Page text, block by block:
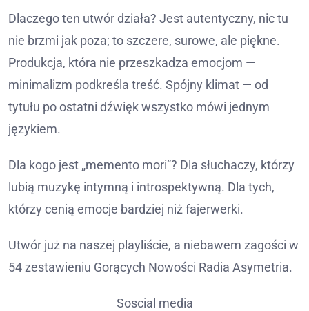
Dlaczego ten utwór działa? Jest autentyczny, nic tu
nie brzmi jak poza; to szczere, surowe, ale piękne.
Produkcja, która nie przeszkadza emocjom —
minimalizm podkreśla treść. Spójny klimat — od
tytułu po ostatni dźwięk wszystko mówi jednym
językiem.
Dla kogo jest „memento mori”? Dla słuchaczy, którzy
lubią muzykę intymną i introspektywną. Dla tych,
którzy cenią emocje bardziej niż fajerwerki.
Utwór już na naszej playliście, a niebawem zagości w
54 zestawieniu Gorących Nowości Radia Asymetria.
Soscial media